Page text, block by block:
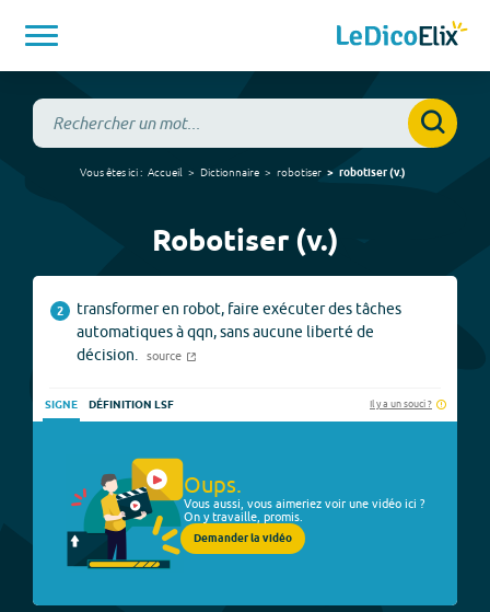
Vous êtes ici : Accueil Dictionnaire robotiser robotiser(v.)
Robotiser (v.)
2
transformer en robot, faire exécuter des tâches
automatiques à qqn, sans aucune liberté de
décision.
source
SIGNE DÉFINITION LSF Il y a un souci ?
Oups.
Vous aussi, vous aimeriez voir une vidéo ici ?
On y travaille, promis.
Demander la vidéo